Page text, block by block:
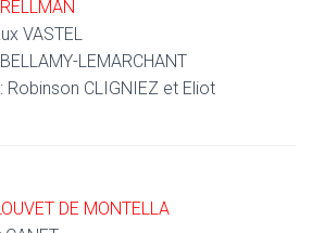
VASTEL
LEMARCHANT
: Robinson CLIGNIEZ et Eliot
DE MONTELLA